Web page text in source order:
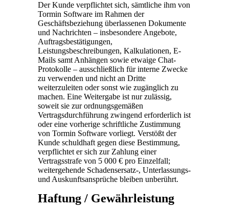
Der Kunde verpflichtet sich, sämtliche ihm von
Tormin Software im Rahmen der
Geschäftsbeziehung überlassenen Dokumente
und Nachrichten – insbesondere Angebote,
Auftragsbestätigungen,
Leistungsbeschreibungen, Kalkulationen, E-
Mails samt Anhängen sowie etwaige Chat-
Protokolle – ausschließlich für interne Zwecke
zu verwenden und nicht an Dritte
weiterzuleiten oder sonst wie zugänglich zu
machen. Eine Weitergabe ist nur zulässig,
soweit sie zur ordnungsgemäßen
Vertragsdurchführung zwingend erforderlich ist
oder eine vorherige schriftliche Zustimmung
von Tormin Software vorliegt. Verstößt der
Kunde schuldhaft gegen diese Bestimmung,
verpflichtet er sich zur Zahlung einer
Vertragsstrafe von 5 000 € pro Einzelfall;
weitergehende Schadensersatz-, Unterlassungs-
und Auskunftsansprüche bleiben unberührt.
Haftung / Gewährleistung